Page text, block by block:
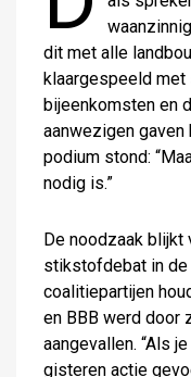
dit met alle
klaargespeeld
bijeenkomsten en
aanwezigen
podium stond:
nodig is.”
De noodzaak blijkt
stikstofdebat in de
coalitiepartijen
en BBB werd door
aangevallen. “Als
gisteren actie